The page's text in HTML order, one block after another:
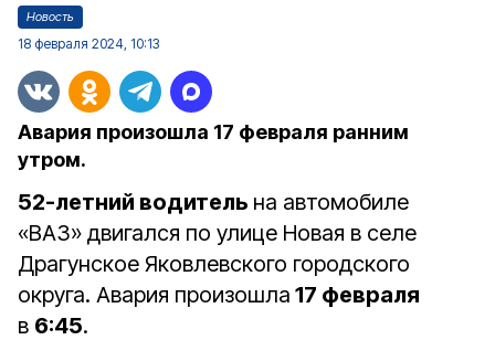
Новость
18 февраля 2024, 10:13
Авария произошла 17 февраля ранним
утром.
52-летний водитель на автомобиле
«ВАЗ» двигался по улице Новая в селе
Драгунское Яковлевского городского
округа. Авария произошла 17 февраля
в 6:45.